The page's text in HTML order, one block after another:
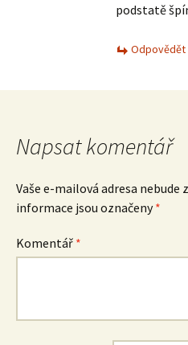
podstatě
Odpovědět
Napsat komentář
Vaše e-mailová adresa nebude
informace jsou označeny*
Komentář *